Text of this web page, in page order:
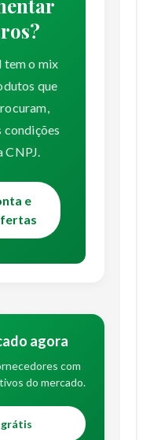
tem o mix
que
condições
CNPJ.
e
agora
com
do mercado.